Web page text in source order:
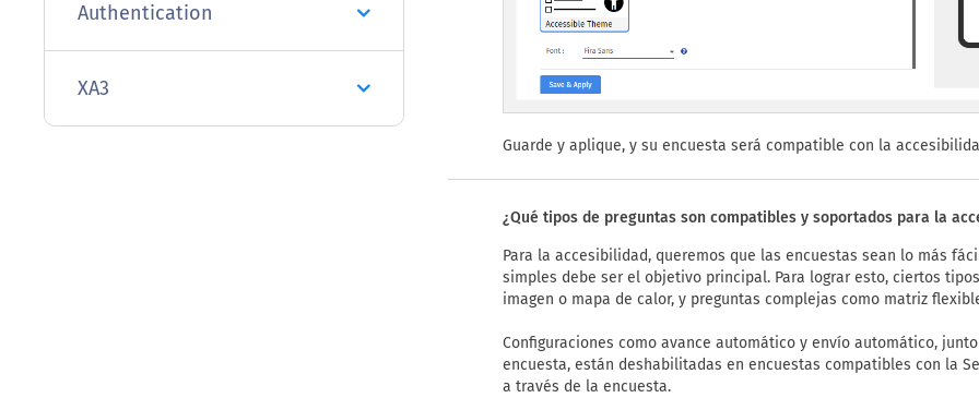
Authentication
XA3
Guarde y aplique, y su encuesta será compatible con la
¿Qué tipos de preguntas son compatibles y soportados para la
Para la accesibilidad, queremos que las encuestas sean lo más
simples debe ser el objetivo principal. Para lograr esto, ciertos
imagen o mapa de calor, y preguntas complejas como matriz
Configuraciones como avance automático y envío automático,
encuesta, están deshabilitadas en encuestas compatibles con la
a través de la encuesta.